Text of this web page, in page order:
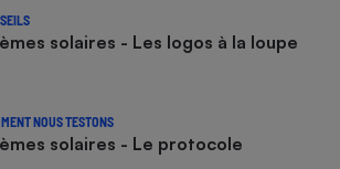
solaires - Les logos à la loupe
NOUS TESTONS
solaires - Le protocole